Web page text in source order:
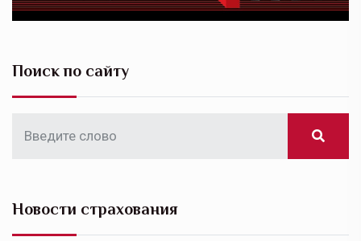
Поиск по сайту
Новости страхования